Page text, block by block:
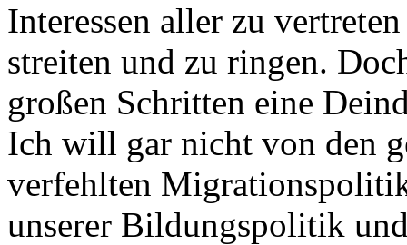
Interessen aller zu
streiten und zu ringen.
großen Schritten eine
Ich will gar nicht von den
verfehlten
unserer Bildungspolitik